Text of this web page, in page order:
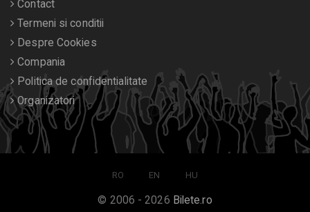
Contact
Termeni si conditii
Despre Cookies
Compania
Politica de confidentialitate
Organizatori
RO EN HU
© 2006 - 2026 Bilete.ro